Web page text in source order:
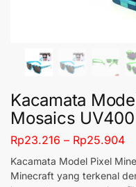
Kacamata
Mosaics UV400
Rp23.216 – Rp25.904
Kacamata Model Pixel
Minecraft yang terkenal